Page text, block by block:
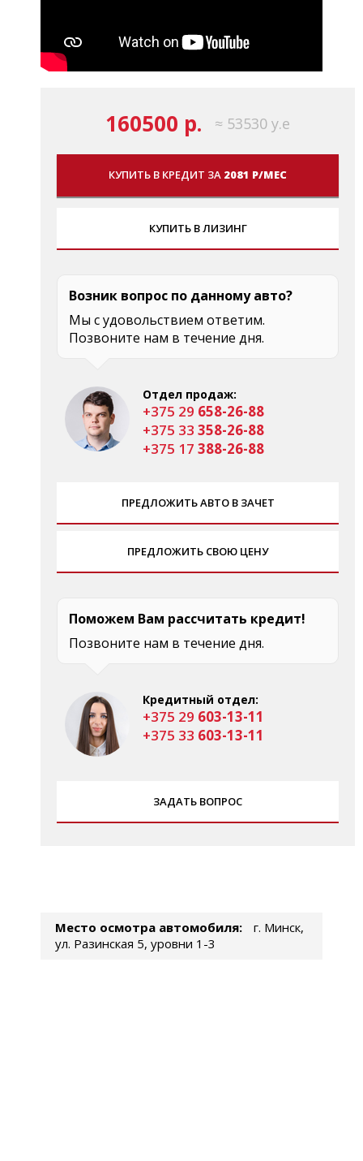
160500 р. ≈ 53530 у.е
КУПИТЬ В КРЕДИТ ЗА 2081 Р/МЕС
КУПИТЬ В ЛИЗИНГ
Возник вопрос по данному авто?
Мы с удовольствием ответим.
Позвоните нам в течение дня.
Отдел продаж:
+375 29 658-26-88
+375 33 358-26-88
+375 17 388-26-88
ПРЕДЛОЖИТЬ АВТО В ЗАЧЕТ
ПРЕДЛОЖИТЬ СВОЮ ЦЕНУ
Поможем Вам рассчитать кредит!
Позвоните нам в течение дня.
Кредитный отдел:
+375 29 603-13-11
+375 33 603-13-11
ЗАДАТЬ ВОПРОС
Место осмотра автомобиля:
г. Минск,
ул. Разинская 5, уровни 1-3